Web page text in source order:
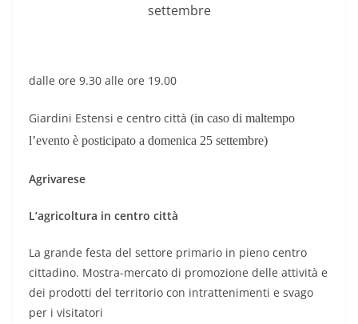
settembre
dalle ore 9.30 alle ore 19.00
Giardini Estensi e centro città (in caso di maltempo
l’evento è posticipato a domenica 25 settembre)
Agrivarese
L’agricoltura in centro città
La grande festa del settore primario in pieno centro
cittadino. Mostra-mercato di promozione delle attività e
dei prodotti del territorio con intrattenimenti e svago
per i visitatori